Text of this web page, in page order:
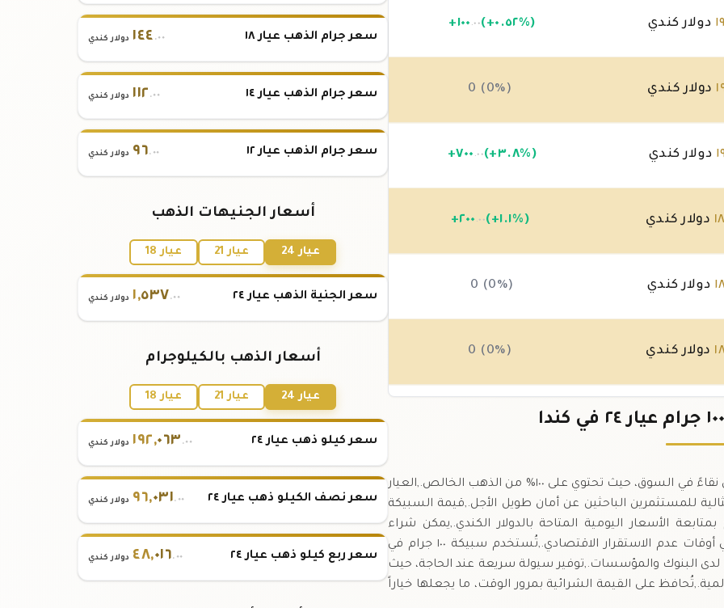
١٩ دولار كندي +١٠٠ .٠٠ (+٠.٥٢%)
دولار كندي 0 (0%)
دولار كندي +٧٠٠ .٠٠ (+٣.٨%)
١٨ دولار كندي +٢٠٠ .٠٠ (+١.١%)
دولار كندي 0 (0%)
دولار كندي 0 (0%)
١٨دولار كندي
سبيكة ذهب ١٠٠ غرام عيار ٢٤ تُعَدّ واحدة من أكثر الأشكال نقاءً في السوق، حيث تحتوي على ١٠٠% من الذهب الخالص.,العيار
ما يجعلها مثالية للمستثمرين الباحثين عن أمان طويل الأجل.,قيمة السبيكة
الأسعار اليومية المتاحة بالدولار الكندي.,يمكن شراء
السبيكة كأصل ثابت في محافظ الاستثمار، خاصةً في أوقات عدم الاستقرار الاقتصادي.,تُستخدم سبيكة ١٠٠ جرام في
البنوك والمؤسسات.,توفير سيولة سريعة عند الحاجة، حيث
على القيمة الشرائية بمرور الوقت، ما يجعلها خياراً
سعر جرام الذهب عيار ١٨ ١٤٤ .٠٠ دولار كندي
سعر جرام الذهب عيار ١٤ ١١٢ .٠٠ دولار كندي
سعر جرام الذهب عيار ١٢ ٩٦.٠٠ دولار كندي
أسعار الجنيهات الذهب
عيار 24 عيار 21 عيار 18
سعر الجنية الذهب عيار ٢٤ ١,٥٣٧ .٠٠ دولار كندي
أسعار الذهب بالكيلوجرام
عيار 24 عيار 21 عيار 18
سعر كيلو ذهب عيار ٢٤ ١٩٢,٠٦٣ .٠٠ دولار كندي
سعر نصف الكيلو ذهب عيار ٢٤ ٩٦,٠٣١.٠٠ دولار كندي
سعر ربع كيلو ذهب عيار ٢٤ ٤٨,٠١٦.٠٠ دولار كندي